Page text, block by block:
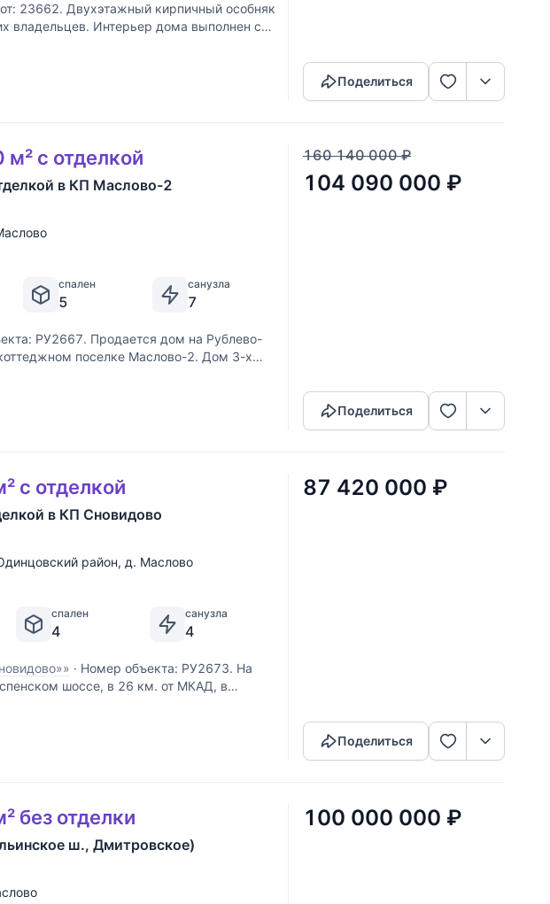
23662. Двухэтажный кирпичный особняк
владельцев. Интерьер дома выполнен с
в одном из самых желанных стилей
нем
Поделиться
с отделкой
в КП Маслово-2
спален
5
санузла
7
РУ2667. Продается дом на Рублево-
поселке Маслово-2. Дом 3-х
расположен на земельном участке
на 4 а
160 140 000 ₽
104 090 000 ₽
Поделиться
с отделкой
в КП Сновидово
район, д. Маслово
спален
4
санузла
4
· Номер объекта: РУ2673. На
шоссе, в 26 км. от МКАД, в
общей площадью 500 м.кв.,
гараж на 2 м/м. Все коммуникации
87 420 000 ₽
Поделиться
без отделки
ш., Дмитровское)
100 000 000 ₽